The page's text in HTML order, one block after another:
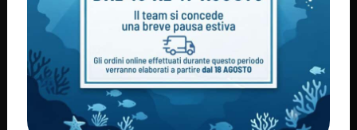
Informazioni
Condizioni di vendita
Consegna dei prodotti
Modalità di pagamento